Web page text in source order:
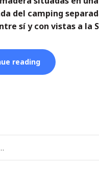
del camping
sí y con vistas a la
reading“Casas